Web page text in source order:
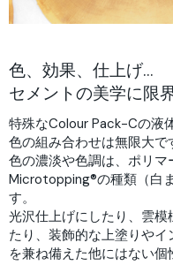
色、効果、仕上げ…
セメントの美学に限
特殊なColour Pack-Cの液
色の組み合わせは無限大で
色の濃淡や色調は、ポリ
Microtopping®の種類（白
す。
光沢仕上げにしたり、雲
たり、装飾的な上塗りや
を兼ね備えた他にはない個